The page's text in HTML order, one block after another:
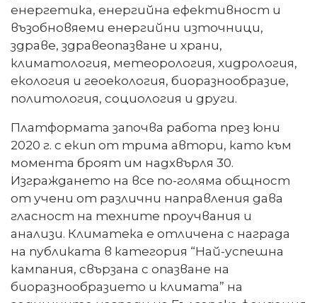
енергетика, енергийна ефективност и
възобновяеми енергийни източници,
здраве, здравеопазване и храни,
климатология, метеорология, хидрология,
екология и геоекология, биоразнообразие,
политология, социология и други.
Платформата започва работа през юни
2020 г. с екип от трима автори, като към
момента броят им надхвърля 30.
Изграждането на все по-голяма общност
от учени от различни направления дава
гласност на техните проучвания и
анализи. Климатека е отличена с награда
на публиката в категория “Най-успешна
кампания, свързана с опазване на
биоразнообразието и климата” на